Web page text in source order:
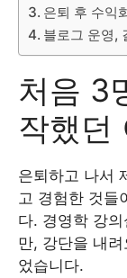
은퇴 후 수익
블로그 운영,
처음 3
작했던
은퇴하고 나서
고 경험한 것들
다. 경영학 강
만, 강단을 내
었습니다.